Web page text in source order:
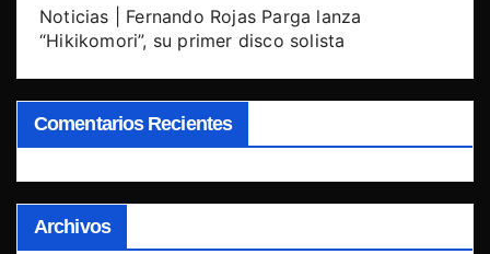
Noticias | Fernando Rojas Parga lanza
“Hikikomori”, su primer disco solista
Comentarios Recientes
Archivos